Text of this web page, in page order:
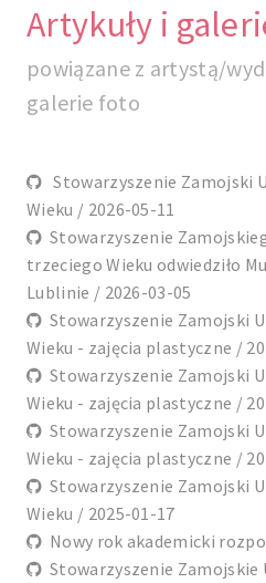
Artykuły i
powiązane z artystą/
galerie foto
Stowarzyszenie Zamojski
Wieku / 2026-05-11
Stowarzyszenie
trzeciego Wieku odwiedziło
Lublinie / 2026-03-05
Stowarzyszenie Zamojski
Wieku - zajęcia plastyczne /
Stowarzyszenie Zamojski
Wieku - zajęcia plastyczne /
Stowarzyszenie Zamojski
Wieku - zajęcia plastyczne /
Stowarzyszenie Zamojski
Wieku / 2025-01-17
Nowy rok akademicki
Stowarzyszenie